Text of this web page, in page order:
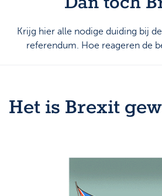
Strategie & Analyse
Documentcenter
Krijg hier alle nodige duiding bij
referendum. Hoe reageren de
Het is Brexit